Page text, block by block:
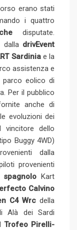
erano stati
i quattro
disputate.
dalla drivEvent
Sardiniae la
assistenza e
parco eolico di
Per il pubblico
anche di
evoluzioni dei
dello
Buggy 4WD)
dalla
provenienti
spagnoloKart
Calvino
C4 Wrc della
Alà dei Sardi
Trofeo Pirelli-